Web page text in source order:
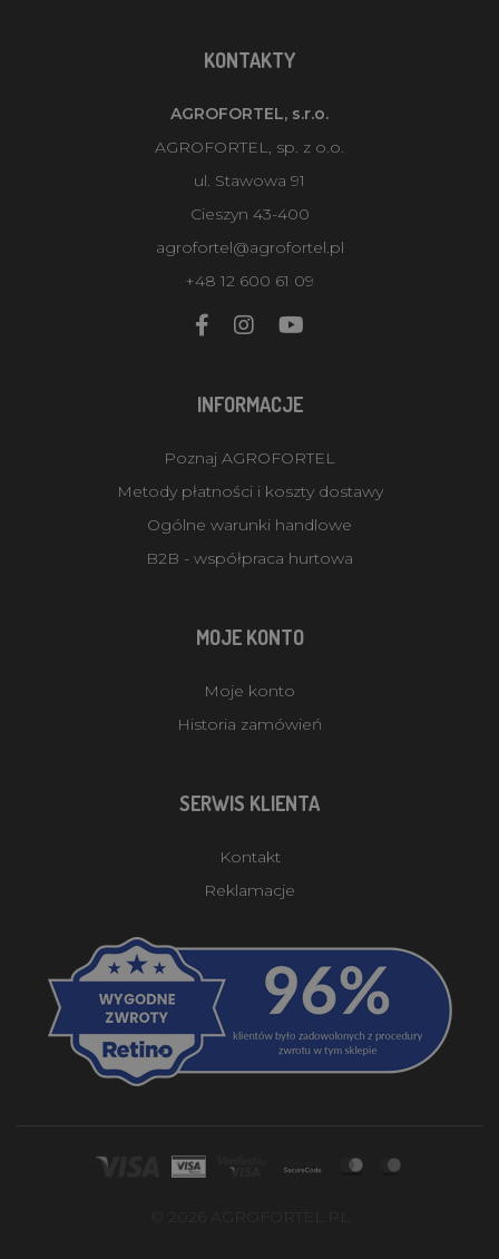
KONTAKTY
AGROFORTEL, s.r.o.
AGROFORTEL, sp. z o.o.
ul. Stawowa 91
Cieszyn 43-400
agrofortel@agrofortel.pl
+48 12 600 61 09
INFORMACJE
Poznaj AGROFORTEL
Metody płatności i koszty dostawy
Ogólne warunki handlowe
B2B - współpraca hurtowa
MOJE KONTO
Moje konto
Historia zamówień
SERWIS KLIENTA
Kontakt
Reklamacje